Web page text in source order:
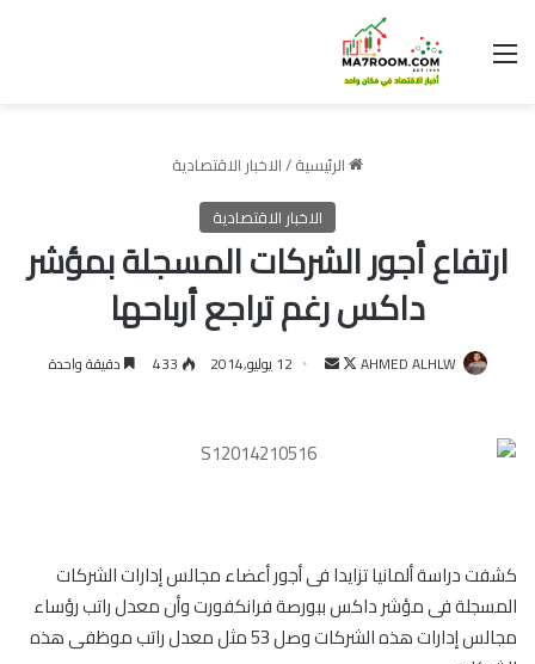
القائمة
الرئيسية/الاخبار الاقتصادية
الاخبار الاقتصادية
ارتفاع أجور الشركات المسجلة بمؤشر
داكس رغم تراجع أرباحها
AHMED ALHLW
تابعأرسل 12 يوليو,2014 433 دقيقة واحدة
كشفت دراسة ألمانيا تزايدا فى أجور أعضاء مجالس إدارات الشركات
المسجلة فى مؤشر داكس ببورصة فرانكفورت وأن معدل راتب رؤساء
مجالس إدارات هذه الشركات وصل 53 مثل معدل راتب موظفى هذه